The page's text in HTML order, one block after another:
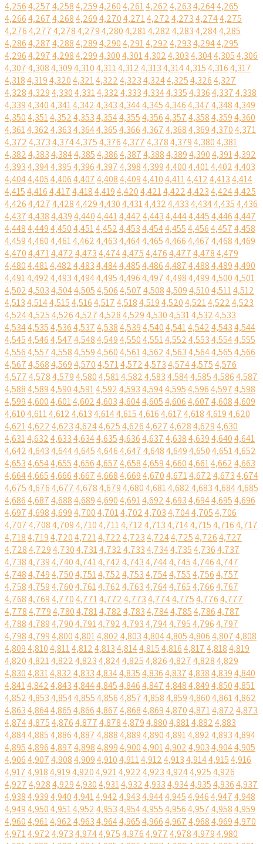
4,2564,2574,2584,2594,2604,2614,2624,2634,2644,265
4,2664,2674,2684,2694,2704,2714,2724,2734,2744,275
4,2764,2774,2784,2794,2804,2814,2824,2834,2844,285
4,2864,2874,2884,2894,2904,2914,2924,2934,2944,295
4,2964,2974,2984,2994,3004,3014,3024,3034,3044,3054,306
4,3074,3084,3094,3104,3114,3124,3134,3144,3154,3164,317
4,3184,3194,3204,3214,3224,3234,3244,3254,3264,327
4,3284,3294,3304,3314,3324,3334,3344,3354,3364,3374,338
4,3394,3404,3414,3424,3434,3444,3454,3464,3474,3484,349
4,3504,3514,3524,3534,3544,3554,3564,3574,3584,3594,360
4,3614,3624,3634,3644,3654,3664,3674,3684,3694,3704,371
4,3724,3734,3744,3754,3764,3774,3784,3794,3804,381
4,3824,3834,3844,3854,3864,3874,3884,3894,3904,3914,392
4,3934,3944,3954,3964,3974,3984,3994,4004,4014,4024,403
4,4044,4054,4064,4074,4084,4094,4104,4114,4124,4134,414
4,4154,4164,4174,4184,4194,4204,4214,4224,4234,4244,425
4,4264,4274,4284,4294,4304,4314,4324,4334,4344,4354,436
4,4374,4384,4394,4404,4414,4424,4434,4444,4454,4464,447
4,4484,4494,4504,4514,4524,4534,4544,4554,4564,4574,458
4,4594,4604,4614,4624,4634,4644,4654,4664,4674,4684,469
4,4704,4714,4724,4734,4744,4754,4764,4774,4784,479
4,4804,4814,4824,4834,4844,4854,4864,4874,4884,4894,490
4,4914,4924,4934,4944,4954,4964,4974,4984,4994,5004,501
4,5024,5034,5044,5054,5064,5074,5084,5094,5104,5114,512
4,5134,5144,5154,5164,5174,5184,5194,5204,5214,5224,523
4,5244,5254,5264,5274,5284,5294,5304,5314,5324,533
4,5344,5354,5364,5374,5384,5394,5404,5414,5424,5434,544
4,5454,5464,5474,5484,5494,5504,5514,5524,5534,5544,555
4,5564,5574,5584,5594,5604,5614,5624,5634,5644,5654,566
4,5674,5684,5694,5704,5714,5724,5734,5744,5754,576
4,5774,5784,5794,5804,5814,5824,5834,5844,5854,5864,587
4,5884,5894,5904,5914,5924,5934,5944,5954,5964,5974,598
4,5994,6004,6014,6024,6034,6044,6054,6064,6074,6084,609
4,6104,6114,6124,6134,6144,6154,6164,6174,6184,6194,620
4,6214,6224,6234,6244,6254,6264,6274,6284,6294,630
4,6314,6324,6334,6344,6354,6364,6374,6384,6394,6404,641
4,6424,6434,6444,6454,6464,6474,6484,6494,6504,6514,652
4,6534,6544,6554,6564,6574,6584,6594,6604,6614,6624,663
4,6644,6654,6664,6674,6684,6694,6704,6714,6724,6734,674
4,6754,6764,6774,6784,6794,6804,6814,6824,6834,6844,685
4,6864,6874,6884,6894,6904,6914,6924,6934,6944,6954,696
4,6974,6984,6994,7004,7014,7024,7034,7044,7054,706
4,7074,7084,7094,7104,7114,7124,7134,7144,7154,7164,717
4,7184,7194,7204,7214,7224,7234,7244,7254,7264,727
4,7284,7294,7304,7314,7324,7334,7344,7354,7364,737
4,7384,7394,7404,7414,7424,7434,7444,7454,7464,747
4,7484,7494,7504,7514,7524,7534,7544,7554,7564,757
4,7584,7594,7604,7614,7624,7634,7644,7654,7664,767
4,7684,7694,7704,7714,7724,7734,7744,7754,7764,777
4,7784,7794,7804,7814,7824,7834,7844,7854,7864,787
4,7884,7894,7904,7914,7924,7934,7944,7954,7964,797
4,7984,7994,8004,8014,8024,8034,8044,8054,8064,8074,808
4,8094,8104,8114,8124,8134,8144,8154,8164,8174,8184,819
4,8204,8214,8224,8234,8244,8254,8264,8274,8284,829
4,8304,8314,8324,8334,8344,8354,8364,8374,8384,8394,840
4,8414,8424,8434,8444,8454,8464,8474,8484,8494,8504,851
4,8524,8534,8544,8554,8564,8574,8584,8594,8604,8614,862
4,8634,8644,8654,8664,8674,8684,8694,8704,8714,8724,873
4,8744,8754,8764,8774,8784,8794,8804,8814,8824,883
4,8844,8854,8864,8874,8884,8894,8904,8914,8924,8934,894
4,8954,8964,8974,8984,8994,9004,9014,9024,9034,9044,905
4,9064,9074,9084,9094,9104,9114,9124,9134,9144,9154,916
4,9174,9184,9194,9204,9214,9224,9234,9244,9254,926
4,9274,9284,9294,9304,9314,9324,9334,9344,9354,9364,937
4,9384,9394,9404,9414,9424,9434,9444,9454,9464,9474,948
4,9494,9504,9514,9524,9534,9544,9554,9564,9574,9584,959
4,9604,9614,9624,9634,9644,9654,9664,9674,9684,9694,970
4,9714,9724,9734,9744,9754,9764,9774,9784,9794,980